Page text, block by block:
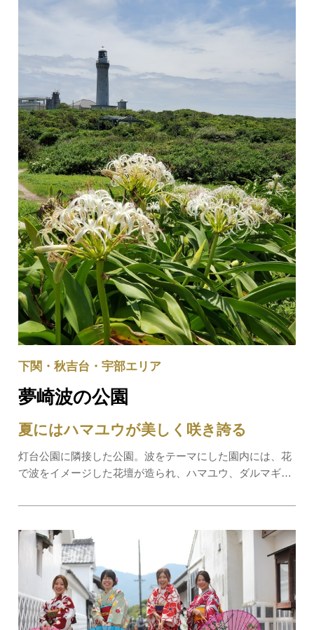
夢崎波の公園
夏にはハマユウが美しく咲き誇る
灯台公園に隣接した公園。波をテーマにした園内には、花
で波をイメージした花壇が造られ、ハマユウ、ダルマギ
通して咲き競います。特に「下関市の花」になっているハ
下関・秋吉台・宇部エリア